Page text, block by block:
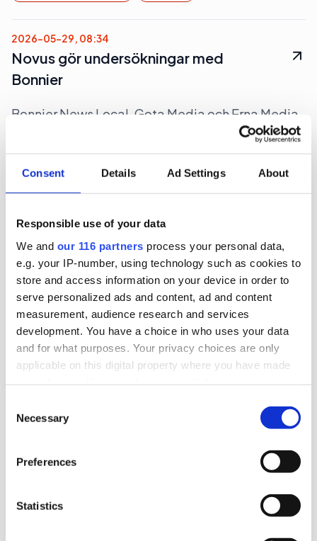
Consent Details Ad Settings About
Responsible use of your data
We and our 116 partners process your personal data,
e.g. your IP-number, using technology such as cookies to
store and access information on your device in order to
serve personalized ads and content, ad and content
measurement, audience research and services
development. You have a choice in who uses your data
and for what purposes. Your privacy choices are only
applicable on this digital property where you have made
the Privacy trigger icon.
Find out more about how your personal data is processed
and set your preferences in the
We use cookies to personalise content and ads, to
provide social media features and to analyse our traffic.
Selection
Necessary
Preferences
Statistics
2026-05-29, 08:34
Novus gör undersökningar med
Bonnier
Bonnier News Local, Gota Media och Erna Media
opinionsundersökningar för för ett 60-tal
lokaltidningarna.
2026-05-28, 09:11
Sveriges 20 bästa och sämsta
kommuner i näringslivsklimat
Det är skifte i toppen på Svenskt Näringslivs
ranking av kommunernas näringslivsklimat.
2026-05-28, 07:06
kartlagda
En rapport från Medier & Demokrati vid
Lindholmen Science Park visar att skillnaderna i
medieanvändning mellan personer som har